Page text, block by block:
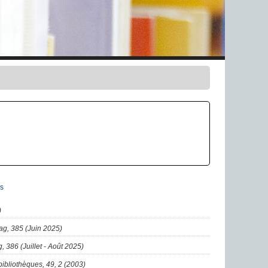
385 (Juin 2025)
386 (Juillet - Août 2025)
49, 2 (2003)